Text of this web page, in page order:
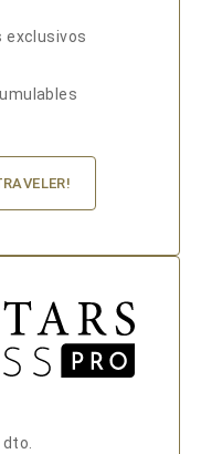
exclusivos
dto.